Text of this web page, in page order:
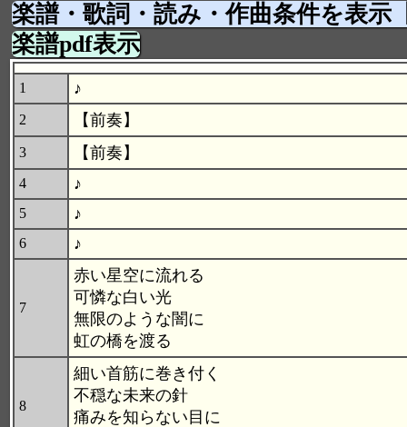
楽譜・歌詞・読み・作曲条件を表示
楽譜pdf表示
1 ♪
2 【前奏】
3 【前奏】
4 ♪
5 ♪
6 ♪
7
赤い星空に流れる
可憐な白い光
無限のような闇に
虹の橋を渡る
8
細い首筋に巻き付く
不穏な未来の針
痛みを知らない目に